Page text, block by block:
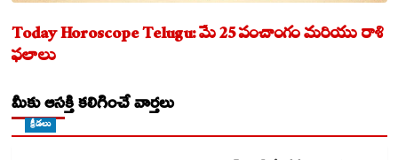
Today Horoscope Telugu: మే 25 పంచాంగం మరియు రాశి
ఫలాలు
మీకు ఆసక్తి కలిగించే వార్తలు
క్రీడలు